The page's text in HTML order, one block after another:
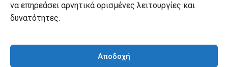
να επηρεάσει αρνητικά ορισμένες λειτουργίες και
δυνατότητες.
Αποδοχή
Λίστα επιθυμιών